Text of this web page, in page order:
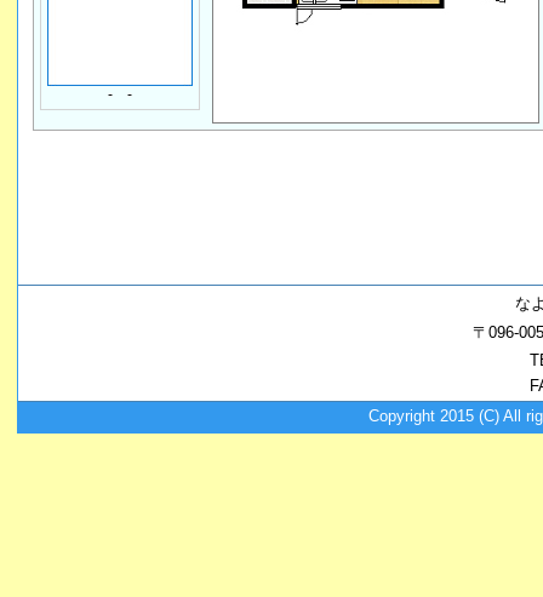
- -
な
〒096-
Copyright 2015 (C) All